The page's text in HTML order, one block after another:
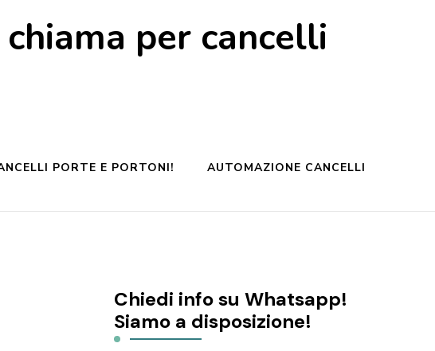
per cancelli
PORTE E PORTONI! AUTOMAZIONE CANCELLI
Chiedi info su Whatsapp!
Siamo a disposizione!